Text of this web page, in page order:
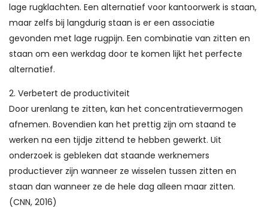
lage rugklachten. Een alternatief voor kantoorwerk is staan,
maar zelfs bij langdurig staan is er een associatie
gevonden met lage rugpijn. Een combinatie van zitten en
staan om een werkdag door te komen lijkt het perfecte
alternatief.
2. Verbetert de productiviteit
Door urenlang te zitten, kan het concentratievermogen
afnemen. Bovendien kan het prettig zijn om staand te
werken na een tijdje zittend te hebben gewerkt. Uit
onderzoek is gebleken dat staande werknemers
productiever zijn wanneer ze wisselen tussen zitten en
staan dan wanneer ze de hele dag alleen maar zitten.
(CNN, 2016)